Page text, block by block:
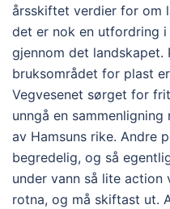
årsskiftet verdier for om
det er nok en utfordring i
gjennom det landskapet.
bruksområdet for plast
Vegvesenet sørget for
unngå en
av Hamsuns rike. Andre
begredelig, og så
under vann så lite action
rotna, og må skiftast ut.